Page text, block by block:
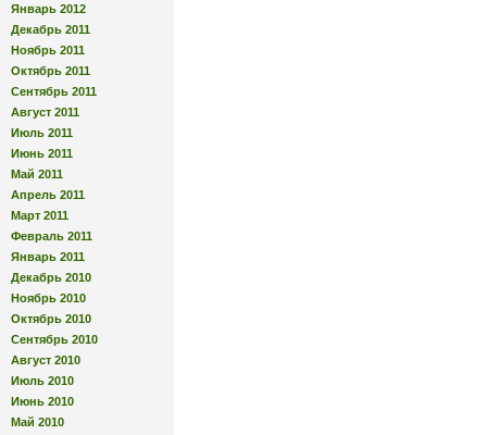
Январь 2012
Декабрь 2011
Ноябрь 2011
Октябрь 2011
Сентябрь 2011
Август 2011
Июль 2011
Июнь 2011
Май 2011
Апрель 2011
Март 2011
Февраль 2011
Январь 2011
Декабрь 2010
Ноябрь 2010
Октябрь 2010
Сентябрь 2010
Август 2010
Июль 2010
Июнь 2010
Май 2010